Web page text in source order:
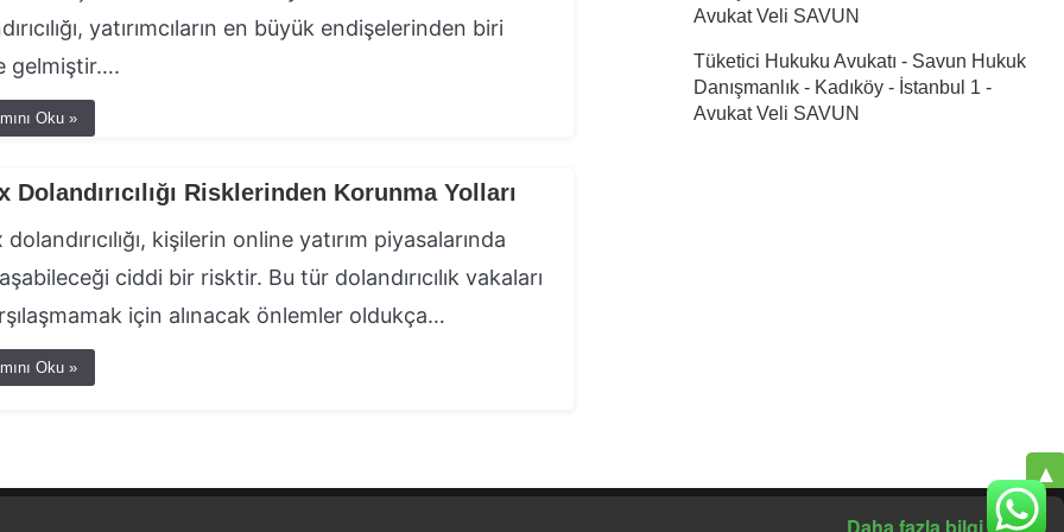
yatırımcıların en büyük endişelerinden biri
gelmiştir….
Oku »
Dolandırıcılığı Risklerinden Korunma Yolları
dolandırıcılığı, kişilerin online yatırım piyasalarında
ciddi bir risktir. Bu tür dolandırıcılık vakaları
için alınacak önlemler oldukça…
Oku »
Avukat Veli SAVUN
Tüketici Hukuku Avukatı - Savun Hukuk
Danışmanlık - Kadıköy - İstanbul 1 -
Avukat Veli SAVUN
▲